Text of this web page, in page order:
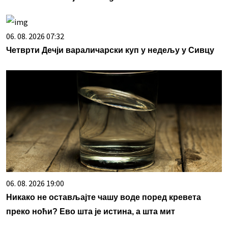
06. 08. 2026 07:32
Четврти Дечји вараличарски куп у недељу у Сивцу
06. 08. 2026 19:00
Никако не остављајте чашу воде поред кревета
преко ноћи? Ево шта је истина, а шта мит